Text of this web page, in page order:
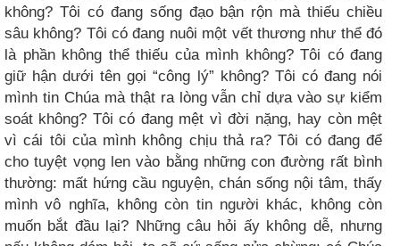
không? Tôi có đang sống đạo bận rộn mà thiếu chiều
sâu không? Tôi có đang nuôi một vết thương như thể đó
là phần không thể thiếu của mình không? Tôi có đang
giữ hận dưới tên gọi “công lý” không? Tôi có đang nói
mình tin Chúa mà thật ra lòng vẫn chỉ dựa vào sự kiểm
soát không? Tôi có đang mệt vì đời nặng, hay còn mệt
vì cái tôi của mình không chịu thả ra? Tôi có đang để
cho tuyệt vọng len vào bằng những con đường rất bình
thường: mất hứng cầu nguyện, chán sống nội tâm, thấy
mình vô nghĩa, không còn tin người khác, không còn
muốn bắt đầu lại? Những câu hỏi ấy không dễ, nhưng